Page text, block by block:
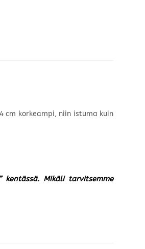
cm korkeampi, niin istuma kuin
Mikäli tarvitsemme